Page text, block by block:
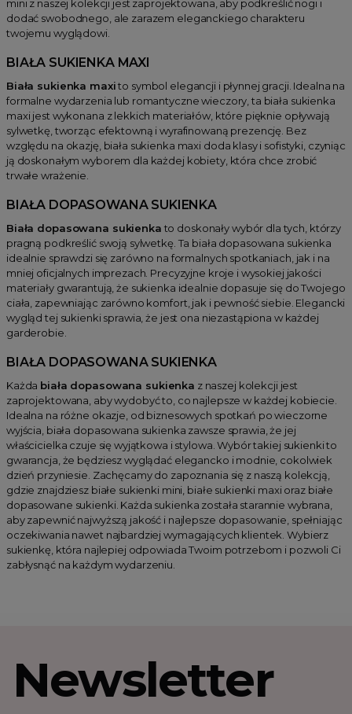
mini z naszej kolekcji jest zaprojektowana, aby podkreślić nogi i
dodać swobodnego, ale zarazem eleganckiego charakteru
twojemu wyglądowi.
BIAŁA SUKIENKA MAXI
Biała sukienka maxito symbol elegancji i płynnej gracji. Idealna na
formalne wydarzenia lub romantyczne wieczory, ta biała sukienka
maxi jest wykonana z lekkich materiałów, które pięknie opływają
sylwetkę, tworząc efektowną i wyrafinowaną prezencję. Bez
względu na okazję, biała sukienka maxi doda klasy i sofistyki, czyniąc
ją doskonałym wyborem dla każdej kobiety, która chce zrobić
trwałe wrażenie.
BIAŁA DOPASOWANA SUKIENKA
Biała dopasowana sukienka to doskonały wybór dla tych, którzy
pragną podkreślić swoją sylwetkę. Ta biała dopasowana sukienka
idealnie sprawdzi się zarówno na formalnych spotkaniach, jak i na
mniej oficjalnych imprezach. Precyzyjne kroje i wysokiej jakości
materiały gwarantują, że sukienka idealnie dopasuje się do Twojego
ciała, zapewniając zarówno komfort, jak i pewność siebie. Elegancki
wygląd tej sukienki sprawia, że jest ona niezastąpiona w każdej
garderobie.
BIAŁA DOPASOWANA SUKIENKA
Każda biała dopasowana sukienka z naszej kolekcji jest
zaprojektowana, aby wydobyć to, co najlepsze w każdej kobiecie.
Idealna na różne okazje, od biznesowych spotkań po wieczorne
wyjścia, biała dopasowana sukienka zawsze sprawia, że jej
właścicielka czuje się wyjątkowa i stylowa. Wybór takiej sukienki to
gwarancja, że będziesz wyglądać elegancko i modnie, cokolwiek
dzień przyniesie. Zachęcamy do zapoznania się z naszą kolekcją,
gdzie znajdziesz białe sukienki mini, białe sukienki maxi oraz białe
dopasowane sukienki. Każda sukienka została starannie wybrana,
aby zapewnić najwyższą jakość i najlepsze dopasowanie, spełniając
oczekiwania nawet najbardziej wymagających klientek. Wybierz
sukienkę, która najlepiej odpowiada Twoim potrzebom i pozwoli Ci
zabłysnąć na każdym wydarzeniu.
Newsletter